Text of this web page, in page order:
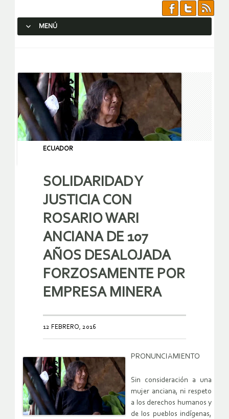
MENÚ
ECUADOR
SOLIDARIDAD Y
JUSTICIA CON
ROSARIO WARI
ANCIANA DE 107
AÑOS DESALOJADA
FORZOSAMENTE POR
EMPRESA MINERA
12 FEBRERO, 2016
PRONUNCIAMIENTO
Sin consideración a una
mujer anciana, ni respeto
a los derechos humanos y
de los pueblos indígenas,